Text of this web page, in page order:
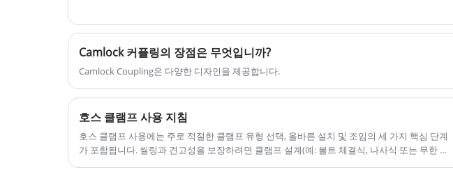
되기를 기대하고 있습니다.
특정 요
DIN2817
습니다.
로 Alum
게 된 것
Camlock 커플링의 장점은 무엇입니까?
Camlock Coupling은 다양한 디자인을 제공합니다.
호스 클램프 사용 지침
호스 클램프 사용에는 주로 적절한 클램프 유형 선택, 올바른 설치 및 조임의 세 가지 핵심 단계
가 포함됩니다. 씰링과 견고성을 보장하려면 클램프 설계(예: 볼트 체결식, 나사식 또는 무한 클